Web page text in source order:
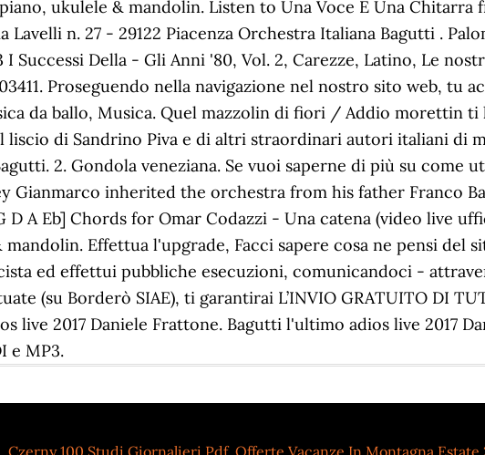
Czerny 100 Studi Giornalieri Pdf, Offerte Vacanze In Montagna Estate